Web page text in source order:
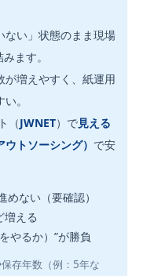
ない」状態のまま現場
ます。
が増えやすく、紙運用
。
（JWNET）で見える
トソーシング） で安
めない（要確認）
増える
やるか）”が勝負
存年数（例：5年な